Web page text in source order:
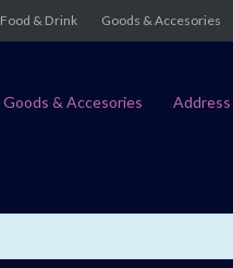
Food & Drink Goods & Accesories
Goods & Accesories Address